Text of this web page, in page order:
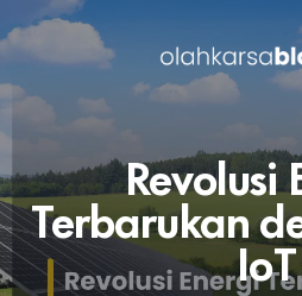
Revolusi
Terbarukan
IoT